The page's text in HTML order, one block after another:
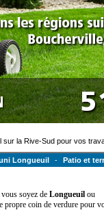
la Rive-Sud pour vos
Longueuil - Patio et
soyez de Longueuil ou
propre coin de verdure pour